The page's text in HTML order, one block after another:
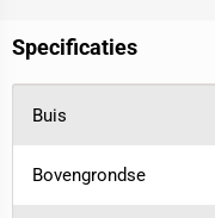
Specificaties
Buis
Bovengrondse